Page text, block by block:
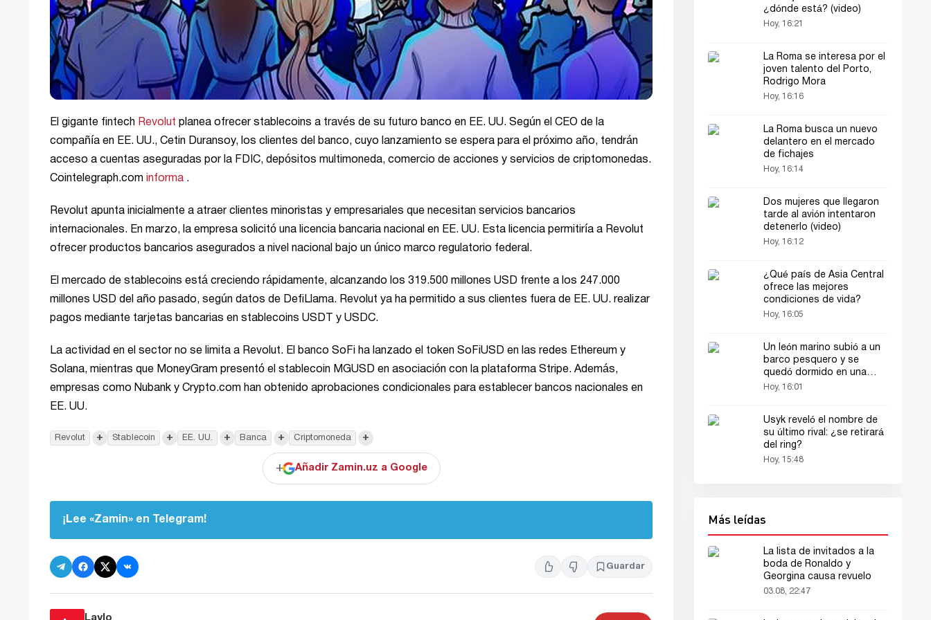
El gigante fintech Revolut planea ofrecer stablecoins a través de su futuro banco en EE. UU. Según el CEO de la
compañía en EE. UU., Cetin Duransoy, los clientes del banco, cuyo lanzamiento se espera para el próximo año, tendrán
acceso a cuentas aseguradas por la FDIC, depósitos multimoneda, comercio de acciones y servicios de criptomonedas.
Cointelegraph.com informa .
Revolut apunta inicialmente a atraer clientes minoristas y empresariales que necesitan servicios bancarios
internacionales. En marzo, la empresa solicitó una licencia bancaria nacional en EE. UU. Esta licencia permitiría a Revolut
ofrecer productos bancarios asegurados a nivel nacional bajo un único marco regulatorio federal.
El mercado de stablecoins está creciendo rápidamente, alcanzando los 319.500 millones USD frente a los 247.000
millones USD del año pasado, según datos de DefiLlama. Revolut ya ha permitido a sus clientes fuera de EE. UU. realizar
pagos mediante tarjetas bancarias en stablecoins USDT y USDC.
La actividad en el sector no se limita a Revolut. El banco SoFi ha lanzado el token SoFiUSD en las redes Ethereum y
Solana, mientras que MoneyGram presentó el stablecoin MGUSD en asociación con la plataforma Stripe. Además,
empresas como Nubank y Crypto.com han obtenido aprobaciones condicionales para establecer bancos nacionales en
EE. UU.
Revolut + Stablecoin + EE. UU. + Banca + Criptomoneda +
+ Añadir Zamin.uz a Google
¡Lee «Zamin» en Telegram!
Guardar
¿dónde está? (video)
Hoy, 16:21
La Roma se interesa por el
joven talento del Porto,
Rodrigo Mora
Hoy, 16:16
La Roma busca un nuevo
delantero en el mercado
de fichajes
Hoy, 16:14
Dos mujeres que llegaron
tarde al avión intentaron
detenerlo (video)
Hoy, 16:12
¿Qué país de Asia Central
ofrece las mejores
condiciones de vida?
Hoy, 16:05
Un león marino subió a un
barco pesquero y se
quedó dormido en una
cama
Hoy, 16:01
Usyk reveló el nombre de
su último rival: ¿se retirará
del ring?
Hoy, 15:48
Más leídas
La lista de invitados a la
boda de Ronaldo y
Georgina causa revuelo
03.08, 22:47